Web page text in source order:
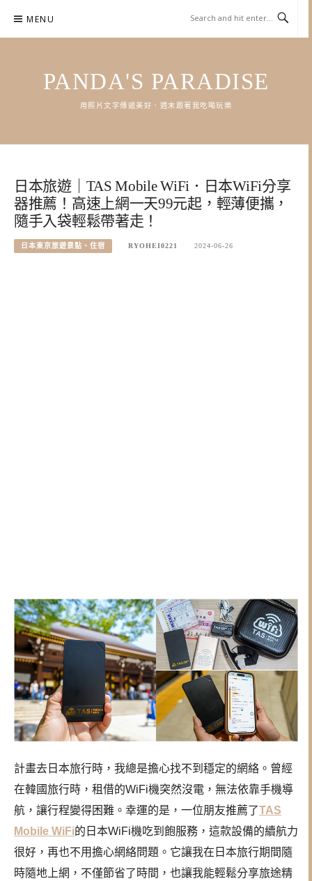
content
MENU
PANDA'S PARADISE
用照片文字傳遞美好．週末跟著我吃喝玩樂
日本旅遊｜TAS Mobile WiFi．日本WiFi分享
器推薦！高速上網一天99元起，輕薄便攜，
隨手入袋輕鬆帶著走！
日本東京旅遊景點、住宿 RYOHEI0221 2024-06-26
計畫去日本旅行時，我總是擔心找不到穩定的網絡。曾經
在韓國旅行時，租借的WiFi機突然沒電，無法依靠手機導
航，讓行程變得困難。幸運的是，一位朋友推薦了TAS
Mobile WiFi的日本WiFi機吃到飽服務，這款設備的續航力
很好，再也不用擔心網絡問題。它讓我在日本旅行期間隨
時隨地上網，不僅節省了時間，也讓我能輕鬆分享旅途精